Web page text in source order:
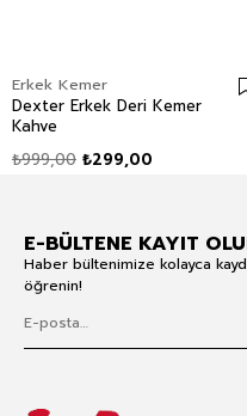
Erkek Kemer
Dexter Erkek Deri Kemer
Kahve
₺299,00
₺999,00
E-BÜLTENE KAYIT
Haber bültenimize kolayca
öğrenin!